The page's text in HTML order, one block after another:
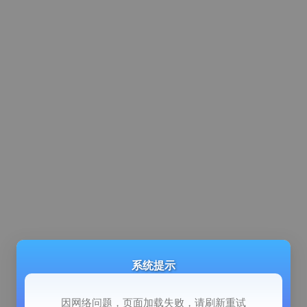
系统提示
因网络问题，页面加载失败，请刷新重试